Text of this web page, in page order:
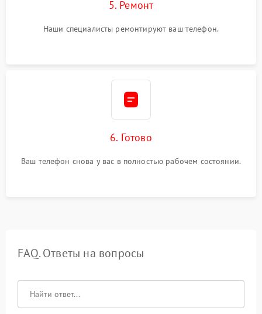
5. Ремонт
Наши специалисты ремонтируют ваш телефон.
6. Готово
Ваш телефон снова у вас в полностью рабочем состоянии.
FAQ. Ответы на вопросы